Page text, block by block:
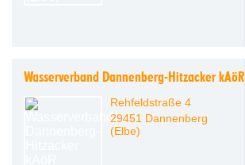
Wasserverband Dannenberg-Hitzacker kAöR
Rehfeldstraße 4
29451 Dannenberg
(Elbe)